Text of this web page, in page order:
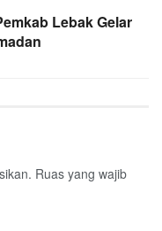
Lebak Gelar
Ruas yang wajib